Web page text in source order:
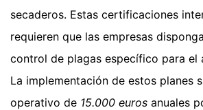
secaderos. Estas certificaciones
requieren que las empresas
control de plagas específico para el
La implementación de estos planes
operativo de 15.000 euros anuales